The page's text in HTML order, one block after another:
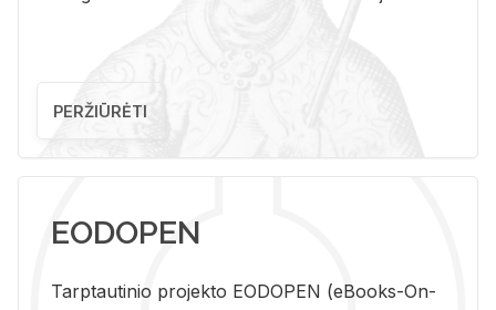
PERŽIŪRĖTI
EODOPEN
Tarp­tau­ti­nio pro­jek­to EO­DO­PEN (eBo­oks-On-